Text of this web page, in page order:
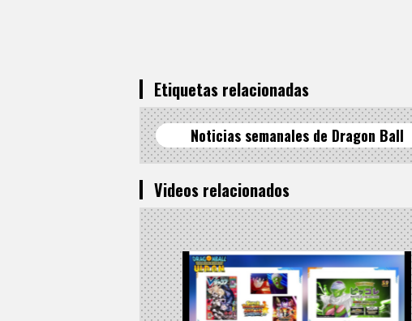
Etiquetas relacionadas
Noticias semanales de Dragon Ball
Videos relacionados